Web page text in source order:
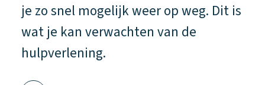
je zo snel mogelijk weer op weg. Dit is
wat je kan verwachten van de
hulpverlening.